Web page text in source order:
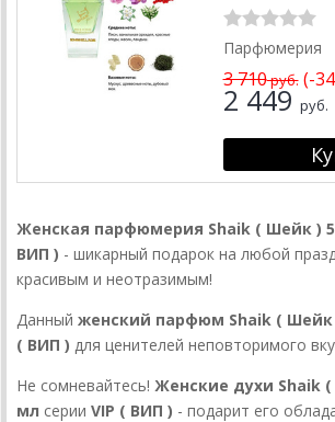
Парфюмерия
3 710руб.(-
2 449 руб.
Женская парфюмерия Shaik ( Шейк )
ВИП ) - шикарный подарок на любой
красивым и неотразимым!
Данный женский парфюм Shaik ( Шейк
( ВИП ) для ценителей неповторимого
Не сомневайтесь! Женские духи Shaik
мл серии VIP ( ВИП ) - подарит его